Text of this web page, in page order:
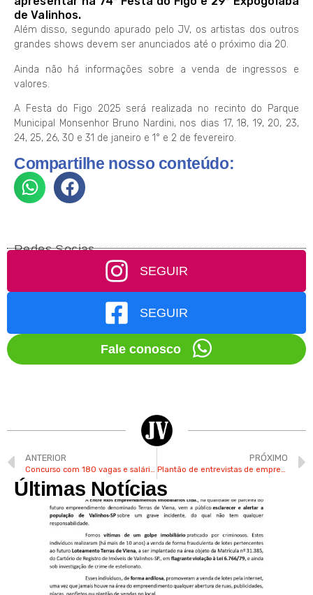
de Valinhos.
Além disso, segundo apurado pelo JV, os artistas dos outros
grandes shows devem ser anunciados até o próximo dia 20.
Ainda não há informações sobre a venda de ingressos e
valores.
A Festa do Figo 2025 será realizada no recinto do Parque
Municipal Monsenhor Bruno Nardini, nos dias 17, 18, 19, 20, 23,
24, 25, 26, 30 e 31 de janeiro e 1° e 2 de fevereiro.
Compartilhe nosso conteúdo:
Redes Socias
SEGUIR
SEGUIR
Fale conosco
ANTERIOR PRÓXIMO
Últimas Notícias